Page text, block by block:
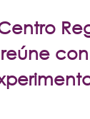
Postgrados
Extensión
Facultades